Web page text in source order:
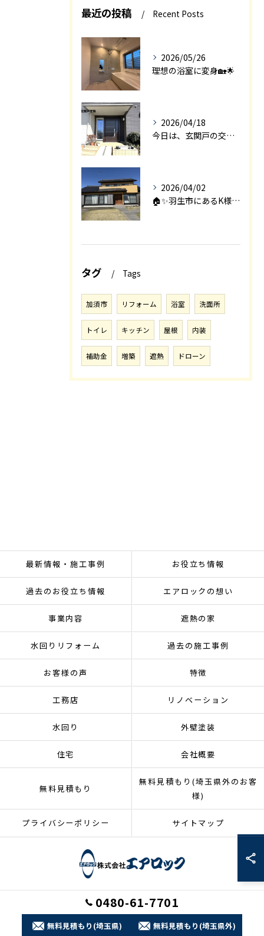
最近の投稿 Recent Posts
2026/05/26
理想の浴室に変身🏡🌟
2026/04/18
今日は、玄関戸の交換工事をご紹介します🚪✨。
2026/04/02
🏠✨羽生市にあるK様邸は、2008年に㈱エアロックで新築され...
タグ Tags
加須市 リフォーム 浴室 洗面所
トイレ キッチン 屋根 内装
補助金 増築 遮熱 ドローン
0480-61-7701
無料見積もり(埼玉県) 無料見積もり(埼玉県外)
最新情報・施工事例 お役立ち情報
過去のお役立ち情報 エアロックの想い
事業内容 遮熱の家
水回りリフォーム 過去の施工事例
お客様の声 特徴
工務店 リノベーション
水回り 外壁塗装
住宅 会社概要
無料見積もり
無料見積もり(埼玉県外のお客
様)
プライバシーポリシー サイトマップ
© 2026 埼玉県加須市のリフォームなら株式会社エアロック ALL RIGHTS
RESERVED.